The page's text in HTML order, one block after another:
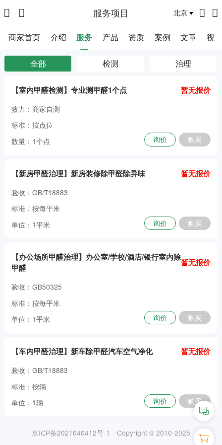
服务项目 北京
商家首页 介绍 服务 产品 资质 案例 文章 视频
全部 检测 治理
【室内甲醛检测】专业测甲醛1个点 暂无报价
效力：商家自测
标准：按点位
数量：1个点
询价 购买
【新房甲醛治理】新房装修除甲醛除异味 暂无报价
验收：GB/T18883
标准：按每平米
单位：1平米
询价 购买
【办公场所甲醛治理】办公室/学校/酒店/银行室内除
甲醛
暂无报价
验收：GB50325
标准：按每平米
单位：1平米
询价 购买
【车内甲醛治理】新车除甲醛汽车空气净化 暂无报价
验收：GB/T18883
标准：按辆
单位：1辆
询价 购买
京ICP备2021040412号-1 Copyright © 2010-2025